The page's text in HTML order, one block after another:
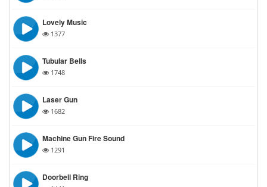
Lovely Music
1377
Tubular Bells
1748
Laser Gun
1682
Machine Gun Fire Sound
1291
Doorbell Ring